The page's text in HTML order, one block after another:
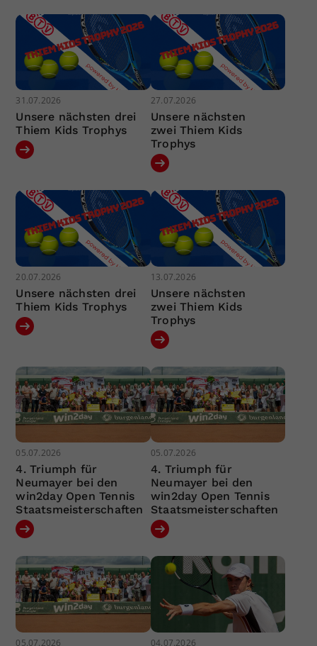
31.07.2026
Unsere nächsten drei
Thiem Kids Trophys
27.07.2026
Unsere nächsten
zwei Thiem Kids
Trophys
20.07.2026
Unsere nächsten drei
Thiem Kids Trophys
13.07.2026
Unsere nächsten
zwei Thiem Kids
Trophys
05.07.2026
4. Triumph für
Neumayer bei den
win2day Open Tennis
Staatsmeisterschaften
05.07.2026
4. Triumph für
Neumayer bei den
win2day Open Tennis
Staatsmeisterschaften
05.07.2026 04.07.2026